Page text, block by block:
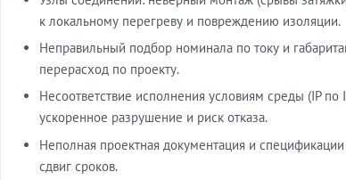
к локальному перегреву и повреждению изоляции.
Неправильный подбор номинала по току и
перерасход по проекту.
Несоответствие исполнения условиям среды (IP по
ускоренное разрушение и риск отказа.
Неполная проектная документация и
сдвиг сроков.